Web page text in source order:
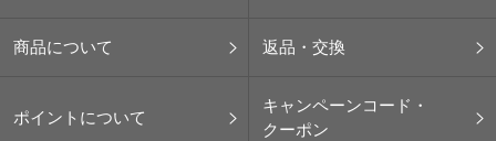
商品について 返品・交換
ポイントについて
キャンペーンコード・
クーポン